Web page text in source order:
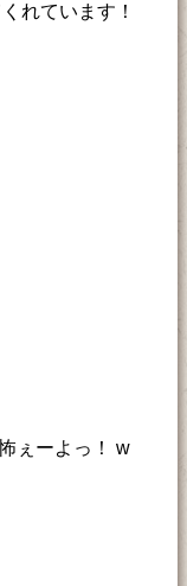
れています！
ぇーよっ！ w